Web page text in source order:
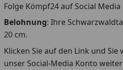
Folge Kömpf24 auf Social Media
Belohnung: Ihre
20 cm.
Klicken Sie auf den Link und
unser Social-Media Konto